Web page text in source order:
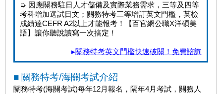
➭ 因應關務駐日人才儲備及實際業務需求，三等及四等
考科增加選試日文；關務特考三等增訂英文門檻，英檢
成績達CEFR A2以上才能報考！【百官網公職X洋碩美
語】讓你聽說讀寫一次搞定！
▸關務特考英文門檻快速破關！免費諮詢
■ 關務特考/海關考試介紹
關務特考(海關考試)每年12月報名，隔年4月考試，關務人